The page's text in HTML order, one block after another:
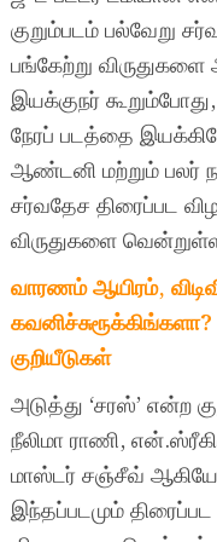
குறும்படம் பல்வேறு
பங்கேற்று விருதுகளை
இயக்குநர்
நேரப் படத்தை
ஆண்டனி மற்றும் பலர்
சர்வதேச திரைப்பட
விருதுகளை
வாரணம் ஆயிரம்,
குறியீடுகள்
அடுத்து ‘சரஸ்’ என்ற
நீலிமா ராணி,
மாஸ்டர் சஞ்சீவ்
இந்தப்படமும்